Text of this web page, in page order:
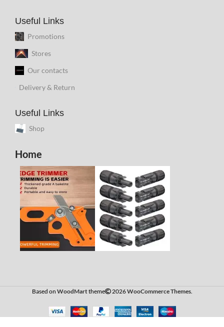
Useful Links
Promotions
Stores
Our contacts
Delivery & Return
Useful Links
Shop
Home
Based on WoodMarttheme 2026WooCommerce Themes.
Kit Vlogging
telecomanda,